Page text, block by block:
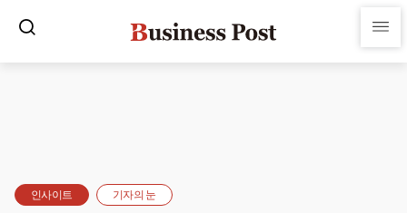
인사이트 기자의 눈